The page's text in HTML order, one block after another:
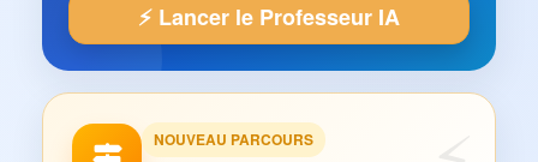
⚡ Lancer le Professeur IA
NOUVEAU PARCOURS